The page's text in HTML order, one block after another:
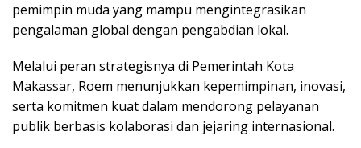
pemimpin muda yang mampu mengintegrasikan
pengalaman global dengan pengabdian lokal.
Melalui peran strategisnya di Pemerintah Kota
Makassar, Roem menunjukkan kepemimpinan, inovasi,
serta komitmen kuat dalam mendorong pelayanan
publik berbasis kolaborasi dan jejaring internasional.